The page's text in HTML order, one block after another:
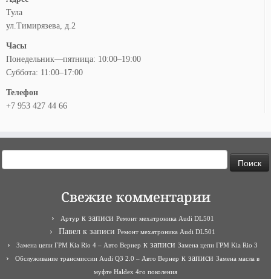
Тула
ул.Тимирязева, д.2
Часы
Понедельник—пятница: 10:00–19:00
Суббота: 11:00–17:00
Телефон
+7 953 427 44 66
Свежие комментарии
Артур к записи Ремонт мехатроника Audi DL501
Павел к записи Ремонт мехатроника Audi DL501
Замена цепи ГРМ Kia Rio 4 – Авто Вернер к записи Замена цепи ГРМ Kia Rio 3
Обслуживание трансмиссии Audi Q3 2.0 – Авто Вернер к записи Замена масла в
муфте Haldex 4го поколения